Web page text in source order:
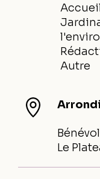
Autre
Le